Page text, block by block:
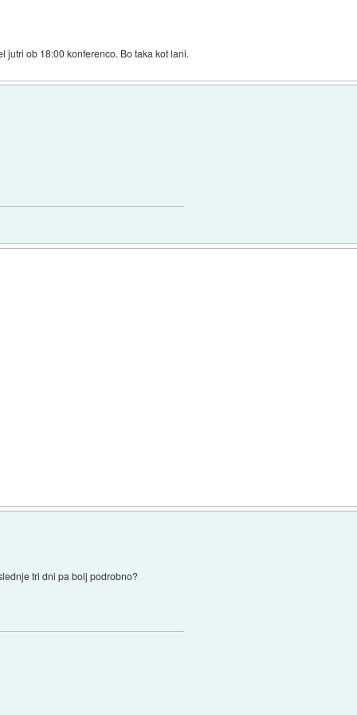
jutri ob 18:00 konferenco. Bo taka kot lani.
tri dni pa bolj podrobno?